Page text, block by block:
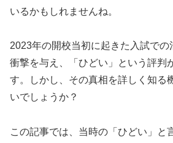
いるかもしれませんね。
2023年の開校当初に起きた入試での
衝撃を与え、「ひどい」という評判
す。しかし、その真相を詳しく知る
いでしょうか？
この記事では、当時の「ひどい」と